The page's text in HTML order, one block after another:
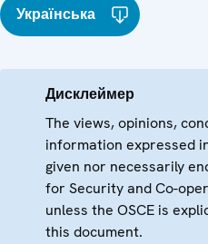
Українська
Дисклеймер
The views, opinions,
information expressed
given nor necessarily
for Security and Co-
unless the OSCE is
this document.